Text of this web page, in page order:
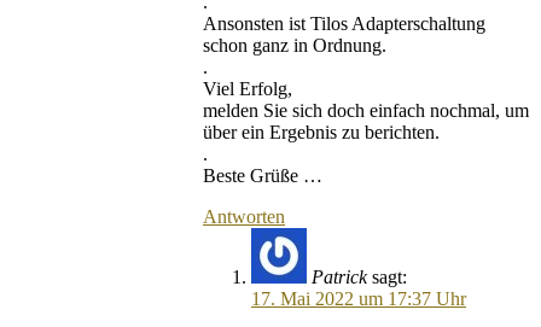
Ansonsten ist Tilos Adapterschaltung
schon ganz in Ordnung.
.
Viel Erfolg,
melden Sie sich doch einfach nochmal, um
über ein Ergebnis zu berichten.
.
Beste Grüße …
Antworten
Patrick sagt:
17. Mai 2022 um 17:37 Uhr